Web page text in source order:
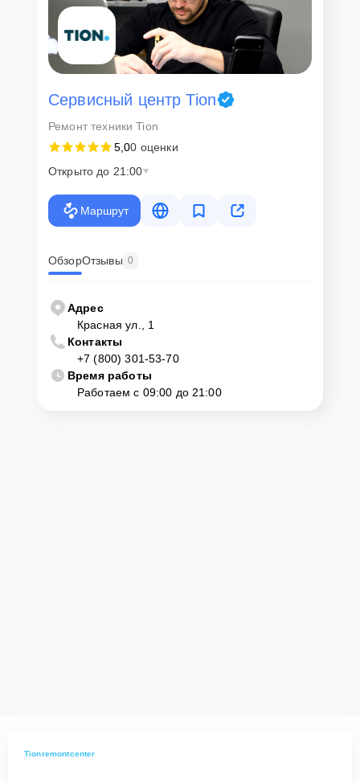
Сервисный центр Tion
Ремонт техники Tion
5,00 оценки
Открыто до 21:00
Маршрут
ОбзорОтзывы 0
Адрес
Красная ул., 1
Контакты
+7 (800) 301-53-70
Время работы
Работаем с 09:00 до 21:00
Tionremontcenter